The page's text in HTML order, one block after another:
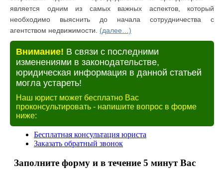
является одним из самых важных аспектов, который
необходимо выяснить до начала сотрудничества с
агентством недвижимости. (далее…)
Внимание! В связи с последними
изменениями в законодательстве,
юридическая информация в данной статьей
могла устареть!
Наш юрист может бесплатно Вас
проконсультировать - напишите вопрос в форме
ниже: